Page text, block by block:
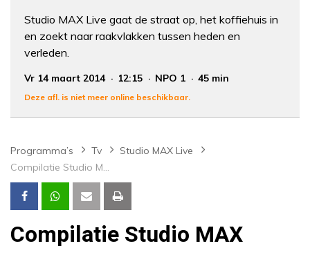
Studio MAX Live gaat de straat op, het koffiehuis in
en zoekt naar raakvlakken tussen heden en
verleden.
Vr 14 maart 2014 12:15 NPO 1 45 min
Deze afl. is niet meer online beschikbaar.
Programma’s Tv
Studio MAX Live
Compilatie Studio MAX
Compilatie Studio MAX